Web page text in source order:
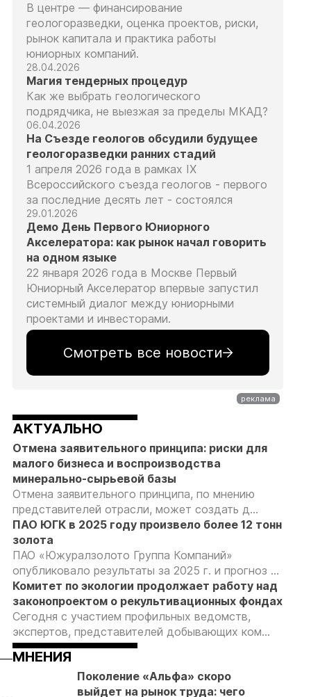
04.08.26 04.08.26
В центре — финансирование
геологоразведки, оценка проектов, риски,
рынок капитала и практика работы
юниорных компаний.
28.04.2026
Магия тендерных процедур
Как же выбрать геологического
подрядчика, не выезжая за пределы МКАД?
06.04.2026
На Съезде геологов обсудили будущее
геологоразведки ранних стадий
1 апреля 2026 года в рамках IX
Всероссийского съезда геологов - первого
за последние десять лет - состоялся
29.01.2026
Демо День Первого Юниорного
Акселератора: как рынок начал говорить
на одном языке
22 января 2026 года в Москве Первый
Юниорный Акселератор впервые запустил
системный диалог между юниорными
проектами и инвесторами.
Смотреть все новости
АКТУАЛЬНО
Отмена заявительного принципа: риски для
малого бизнеса и воспроизводства
минерально-сырьевой базы
Отмена заявительного принципа, по мнению
представителей отрасли, может создать д...
ПАО ЮГК в 2025 году произвело более 12 тонн
золота
ПАО «Южуралзолото Группа Компаний»
опубликовало результаты за 2025 г. и прогноз ...
Комитет по экологии продолжает работу над
законопроектом о рекультивационных фондах
Сегодня с участием профильных ведомств,
экспертов, представителей добывающих ком...
МНЕНИЯ
Поколение «Альфа» скоро
выйдет на рынок труда: чего